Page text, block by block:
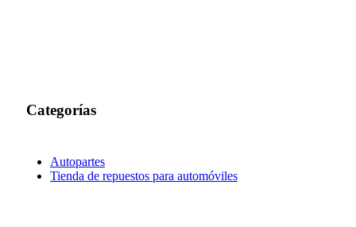
Categorías
Autopartes
Tienda de repuestos para automóviles